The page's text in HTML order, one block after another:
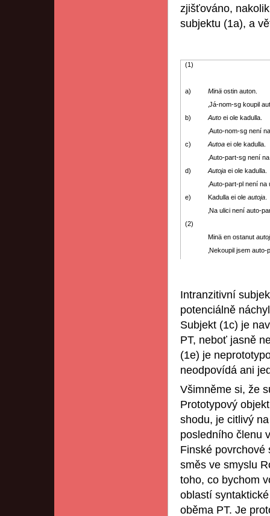
zjišťováno,
subjektu (1a), a
(1)
a) Minäostin auton.
‚Já-nom-sg koupil
b)
Autoei ole kadulla.
‚Auto-nom-sg není
c)
Autoaei ole kadulla.
‚Auto-part-sg není na
d)
Autojaei ole kadulla.
‚Auto-part-pl není na
e)
Kadulla ei oleautoja
‚Na ulici není auto-
(2)
Minä en ostanut
‚Nekoupil jsem auto-
Intranzitivní
potenciálně
Subjekt (1c) je
PT, neboť jasně
(1e) je
neodpovídá ani
Všimněme si, že
Prototypový
shodu, je citlivý
posledního členu
Finské povrchové
směs ve smyslu
toho, co bychom
oblastí
oběma PT. Je